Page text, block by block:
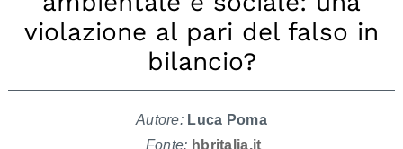
violazione al pari del falso in
bilancio?
Autore: Luca Poma
Fonte: hbritalia.it